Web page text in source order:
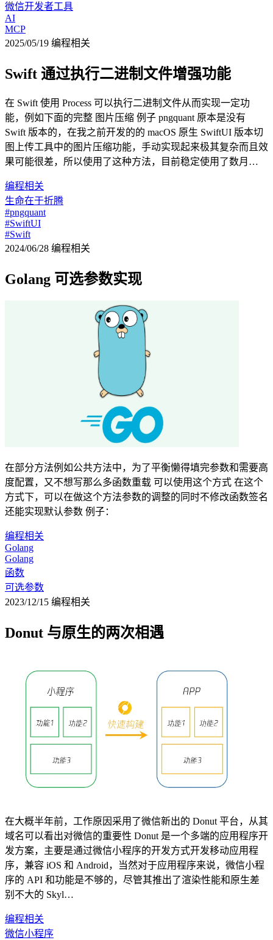
微信开发者工具
AI
MCP
2025/05/19 编程相关
Swift 通过执行二进制文件增强功能
在 Swift 使用 Process 可以执行二进制文件从而实现一定功
能，例如下面的完整 图片压缩 例子 pngquant 原本是没有
Swift 版本的，在我之前开发的的 macOS 原生 SwiftUI 版本切
图上传工具中的图片压缩功能，手动实现起来极其复杂而且效
果可能很差，所以使用了这种方法，目前稳定使用了数月…
编程相关
生命在于折腾
#pngquant
#SwiftUI
#Swift
2024/06/28 编程相关
Golang 可选参数实现
在部分方法例如公共方法中，为了平衡懒得填完参数和需要高
度配置，又不想写那么多函数重载 可以使用这个方式 在这个
方式下，可以在做这个方法参数的调整的同时不修改函数签名
还能实现默认参数 例子：
编程相关
Golang
Golang
函数
可选参数
2023/12/15 编程相关
Donut 与原生的两次相遇
在大概半年前，工作原因采用了微信新出的 Donut 平台，从其
域名可以看出对微信的重要性 Donut 是一个多端的应用程序开
发方案，主要是通过微信小程序的开发方式开发移动应用程
序，兼容 iOS 和 Android，当然对于应用程序来说，微信小程
序的 API 和功能是不够的，尽管其推出了渲染性能和原生差
别不大的 Skyl…
编程相关
微信小程序